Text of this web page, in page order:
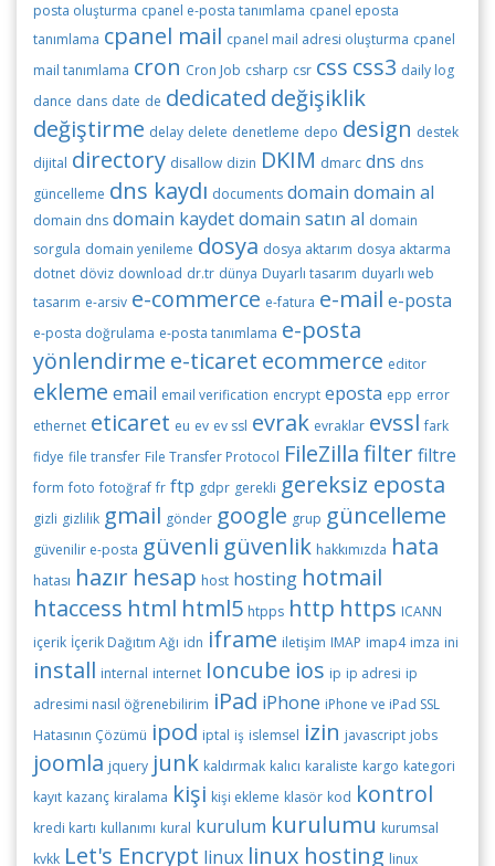
posta oluşturma cpanel e-posta tanımlama cpanel eposta
tanımlama cpanel mail cpanel mail adresi oluşturma cpanel
mail tanımlama cron Cron Job csharp csr css css3 daily log
dance dans date de dedicated değişiklik
değiştirme delay delete denetleme depo design destek
dijital directory disallow dizin DKIM dmarc dns dns
güncelleme dns kaydı documents domain domain al
domain dns domain kaydetdomain satın al domain
sorgula domain yenileme dosya dosya aktarım dosya aktarma
dotnet döviz download dr.tr dünya Duyarlı tasarım duyarlı web
tasarım e-arsiv e-commerce e-fatura e-mail e-posta
e-posta doğrulama e-posta tanımlama e-posta
yönlendirme e-ticaret ecommerce editor
ekleme email email verification encrypt eposta epp error
ethernet eticaret eu ev ev ssl evrak evraklar evssl fark
fidye file transfer File Transfer Protocol FileZillafilterfiltre
form foto fotoğraf fr ftp gdpr gerekli gereksiz eposta
gizli gizlilik gmail gönder google grup güncelleme
güvenilir e-posta güvenli güvenlik hakkımızda hata
hatası hazır hesap host hosting hotmail
htaccess html html5 htpps http https ICANN
içerik İçerik Dağıtım Ağı idn iframe iletişim IMAP imap4 imza ini
install internal internet Ioncube ios ip ip adresi ip
adresimi nasıl öğrenebilirim iPad iPhone iPhone ve iPad SSL
Hatasının Çözümü ipod iptal iş islemsel izin javascript jobs
joomla jquery junk kaldırmak kalıcı karaliste kargo kategori
kayıt kazanç kiralama kişi kişi ekleme klasör kod kontrol
kredi kartı kullanımı kural kurulum kurulumu kurumsal
kvkk Let's Encrypt linux linux hosting linux